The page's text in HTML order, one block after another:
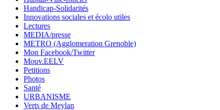
Handicap-Solidarités
Innovations sociales et écolo utiles
Lectures
MEDIA/presse
METRO (Agglomeration Grenoble)
Mon Facebook/Twitter
Mouv.EELV
Petitions
Photos
Santé
URBANISME
Verts de Meylan